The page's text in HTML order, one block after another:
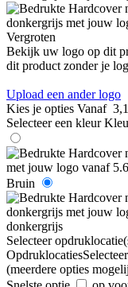
Vergroten
Bekijk uw logo op dit
dit product zonder je
Upload een ander logo
Kies je opties Vanaf
Selecteer een kleur
Bruin
donkergrijs
Selecteer
Opdruklocaties
(meerdere opties